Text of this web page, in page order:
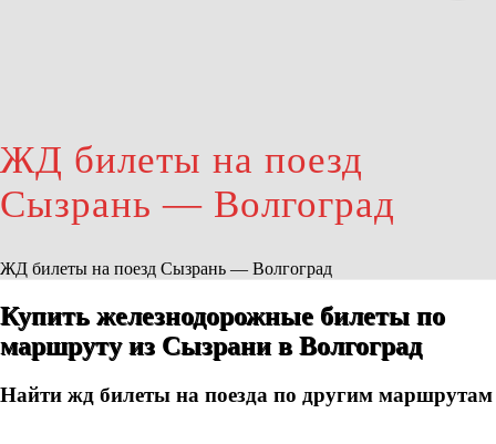
ЖД билеты на поезд
Сызрань — Волгоград
ЖД билеты на поезд Сызрань — Волгоград
Купить железнодорожные билеты по
маршруту из Сызрани в Волгоград
Найти жд билеты на поезда по другим маршрутам